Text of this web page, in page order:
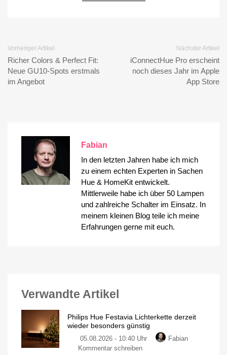
Vorheriger Artikel
Richer Colors & Perfect Fit:
Neue GU10-Spots erstmals
im Angebot
Nächster Artikel
iConnectHue Pro erscheint
noch dieses Jahr im Apple
App Store
Fabian
In den letzten Jahren habe ich mich
zu einem echten Experten in Sachen
Hue & HomeKit entwickelt.
Mittlerweile habe ich über 50 Lampen
und zahlreiche Schalter im Einsatz. In
meinem kleinen Blog teile ich meine
Erfahrungen gerne mit euch.
Verwandte Artikel
Philips Hue Festavia Lichterkette derzeit
wieder besonders günstig
05.08.2026 - 10:40 Uhr
Fabian
Kommentar schreibenzu